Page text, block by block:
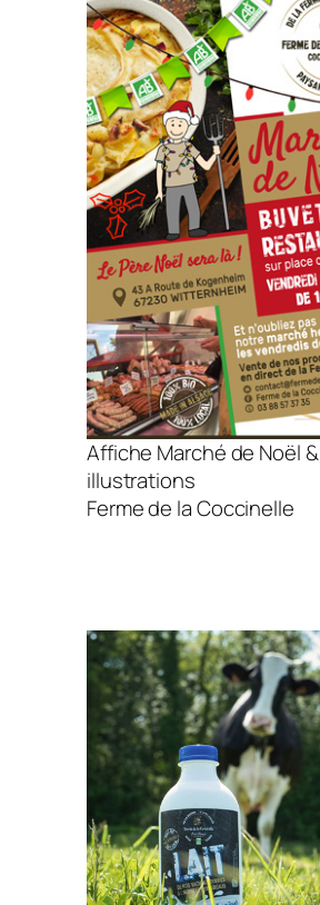
Affiche Marché de Noël &
illustrations
Ferme de la Coccinelle